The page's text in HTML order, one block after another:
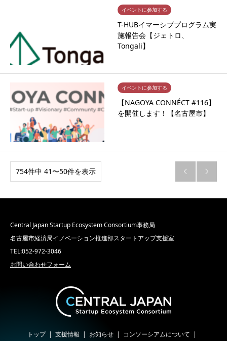
イベントに参加する
T-HUBイマーシブプログラム実
施報告会【ジェトロ、
Tongali】
イベントに参加する
【NAGOYA CONNÉCT #116】
を開催します！【名古屋市】
754件中 41〜50件を表示  
Central Japan Startup Ecosystem Consortium事務局
名古屋市経済局イノベーション推進部スタートアップ支援室
TEL:052-972-3046
お問い合わせフォーム
トップ 支援情報 お知らせ コンソーシアムについて